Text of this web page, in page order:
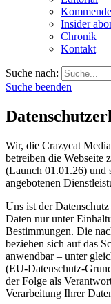
Insider
Chronik
Kontakt
Suche nach:
Suche beenden
Wir, die Crazycat
betreiben die Webseite
(Launch 01.01.26) und
angebotenen
Uns ist der
Daten nur unter
Bestimmungen. Die
beziehen sich auf das
anwendbar – unter
(EU-Datenschutz-
der Folge als
Verarbeitung Ihrer